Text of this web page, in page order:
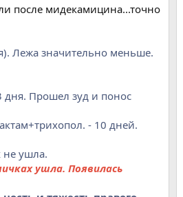
после мидекамицина...точно
Лежа значительно меньше.
дня. Прошел зуд и понос
- 10 дней.
не ушла.
ушла. Появилась